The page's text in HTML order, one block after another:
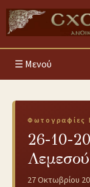
Μενού
Φωτογραφίες
26-10-
27 Οκτωβρίου